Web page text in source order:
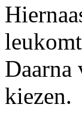
Daarna
kiezen.